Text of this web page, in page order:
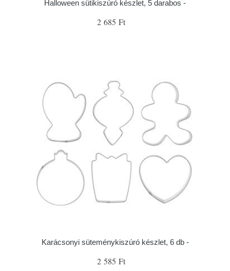
Halloween sütikiszúró készlet, 5 darabos -
2 685 Ft
Karácsonyi süteménykiszúró készlet, 6 db -
2 585 Ft